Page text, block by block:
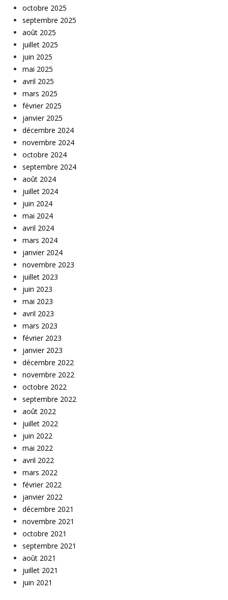
octobre 2025
septembre 2025
août 2025
juillet 2025
juin 2025
mai 2025
avril 2025
mars 2025
février 2025
janvier 2025
décembre 2024
novembre 2024
octobre 2024
septembre 2024
août 2024
juillet 2024
juin 2024
mai 2024
avril 2024
mars 2024
janvier 2024
novembre 2023
juillet 2023
juin 2023
mai 2023
avril 2023
mars 2023
février 2023
janvier 2023
décembre 2022
novembre 2022
octobre 2022
septembre 2022
août 2022
juillet 2022
juin 2022
mai 2022
avril 2022
mars 2022
février 2022
janvier 2022
décembre 2021
novembre 2021
octobre 2021
septembre 2021
août 2021
juillet 2021
juin 2021